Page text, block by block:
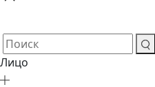
Лицо